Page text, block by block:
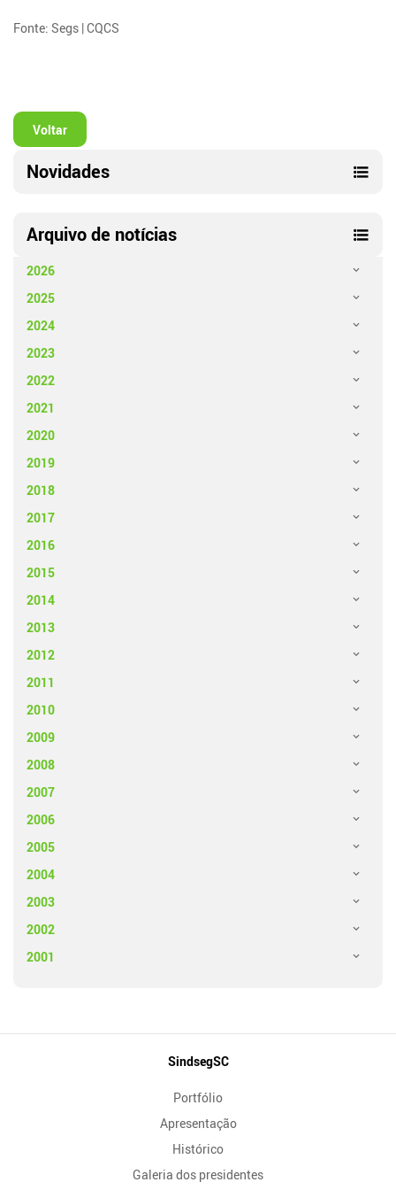
Fonte: Segs | CQCS
Voltar
Novidades
Arquivo de notícias
2026
2025
2024
2023
2022
2021
2020
2019
2018
2017
2016
2015
2014
2013
2012
2011
2010
2009
2008
2007
2006
2005
2004
2003
2002
2001
SindsegSC
Portfólio
Apresentação
Histórico
Galeria dos presidentes